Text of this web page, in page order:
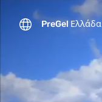
PreGel Ελλάδα